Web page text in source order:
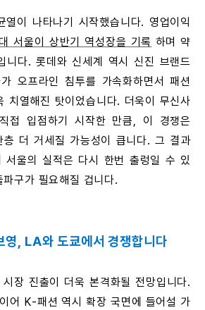
열이 나타나기 시작했습니다. 영업이익
서울이 상반기 역성장을 기록 하며 약
니다. 롯데와 신세계 역시 신진 브랜드
오프라인 침투를 가속화하면서 패션
치열해진 탓이었습니다. 더욱이 무신사
접 입점하기 시작한 만큼, 이 경쟁은
더 거세질 가능성이 큽니다. 그 결과
서울의 실적은 다시 한번 출렁일 수 있
구가 필요해질 겁니다.
영, LA와 도쿄에서 경쟁합니다
장 진출이 더욱 본격화될 전망입니다.
어 K-패션 역시 확장 국면에 들어설 가